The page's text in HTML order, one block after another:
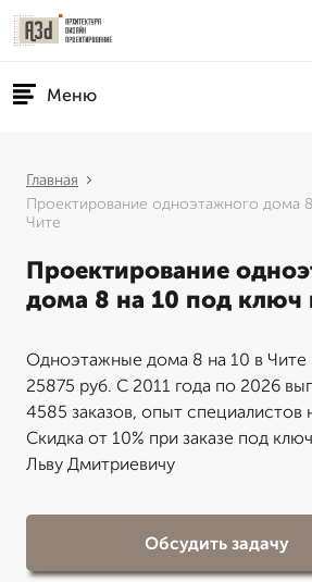
Меню
Главная
Проектирование одноэтажного дома
Чите
Проектирование
дома 8 на 10 под ключ
Одноэтажные дома 8 на 10 в Чите
25875 руб. С 2011 года по 2026
4585 заказов, опыт специалистов
Скидка от 10% при заказе под
Льву Дмитриевичу
Обсудить задачу